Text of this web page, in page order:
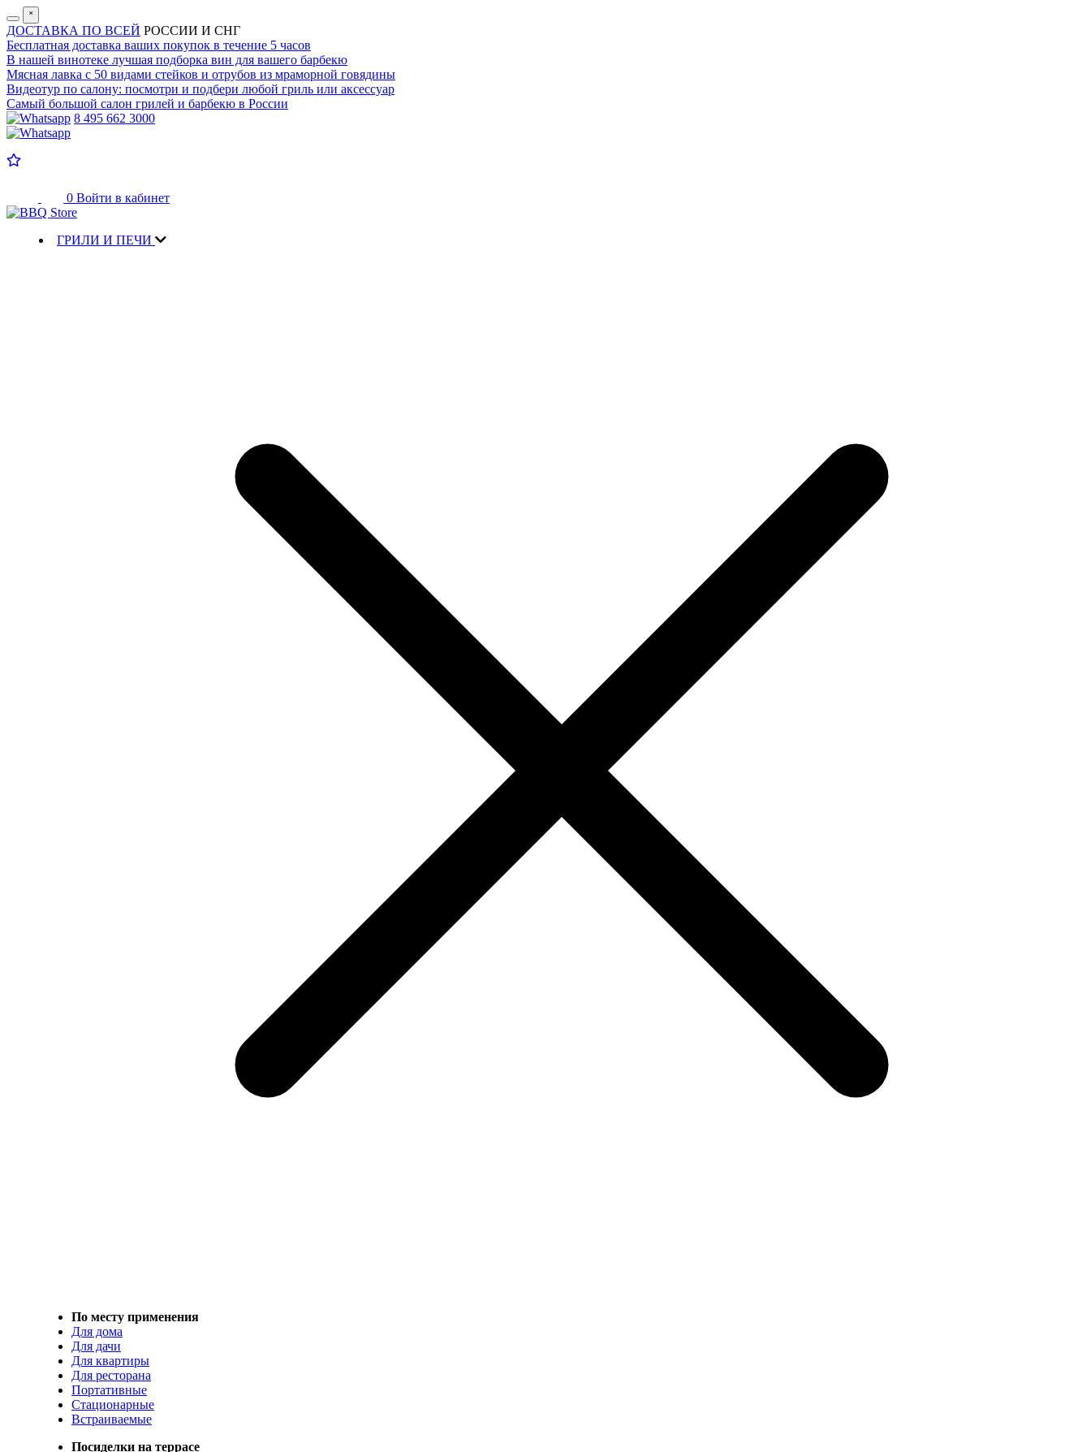
˟
ДОСТАВКА ПО ВСЕЙ РОССИИ И СНГ
Бесплатная доставка ваших покупок в течение 5 часов
В нашей винотеке лучшая подборка вин для вашего барбекю
Мясная лавка с 50 видами стейков и отрубов из мраморной говядины
Видеотур по салону: посмотри и подбери любой гриль или аксессуар
Самый большой салон грилей и барбекю в России
8 495 662 3000
0 Войти в кабинет
ГРИЛИ И ПЕЧИ
По месту применения
Для дома
Для дачи
Для квартиры
Для ресторана
Портативные
Стационарные
Встраиваемые
Посиделки на террасе